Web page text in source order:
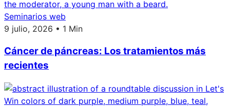
Seminarios web
9 julio, 2026 • 1 Min
Cáncer de páncreas: Los tratamientos más
recientes